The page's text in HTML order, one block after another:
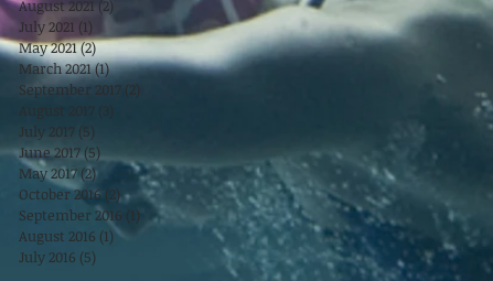
August 2021 (2)
July 2021 (1) 1 post
May 2021(2)2 posts
March 2021(1)1 post
September 2017 (2)
August 2017 (3)
July 2017 (5)
June 2017 (5)5 posts
May 2017(2)2 posts
October 2016 (2) 2 posts
September 2016 (1) 1 post
August 2016 (1)1 post
July 2016 (5)